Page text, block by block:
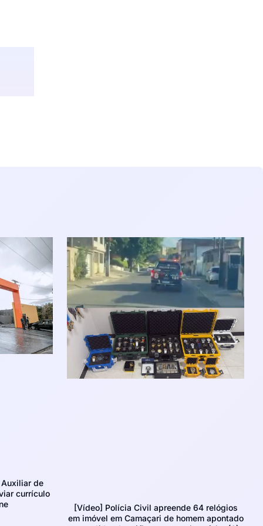
de
currículo
[Vídeo] Polícia Civil apreende 64 relógios
em imóvel em Camaçari de homem apontado